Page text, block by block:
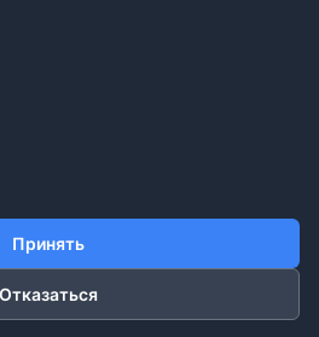
Принять
Отказаться